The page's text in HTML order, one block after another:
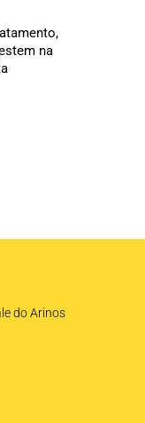
na
do Arinos